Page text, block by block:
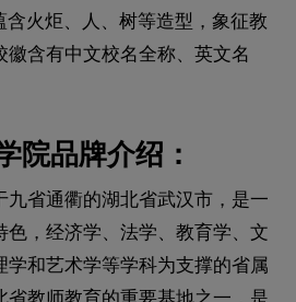
含火炬、人、树等造型，象征教
徽含有中文校名全称、英文名
院品牌介绍：
九省通衢的湖北省武汉市，是一
色，经济学、法学、教育学、文
学和艺术学等学科为支撑的省属
省教师教育的重要基地之一，是